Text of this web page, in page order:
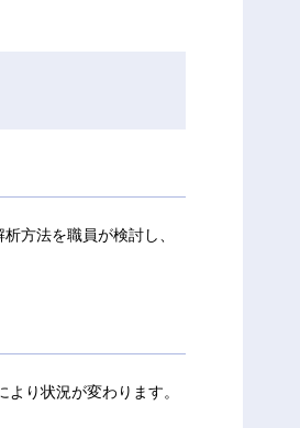
方法を職員が検討し、
り状況が変わります。